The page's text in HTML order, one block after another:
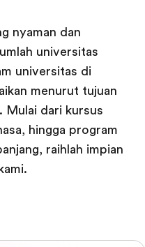
nyaman dan
universitas
universitas di
menurut tujuan
Mulai dari kursus
hingga program
raihlah impian